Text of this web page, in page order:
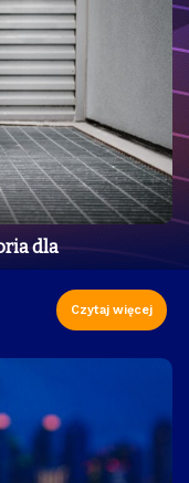
dla
Czytaj więcej